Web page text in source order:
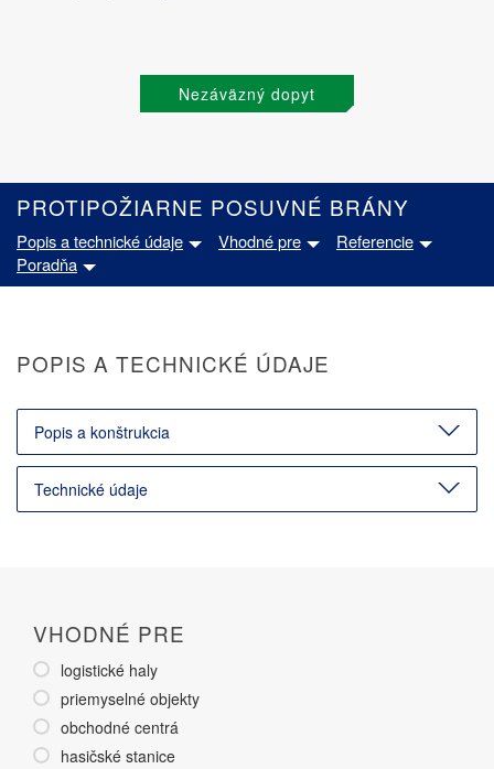
Nezáväzný dopyt
PROTIPOŽIARNE POSUVNÉ BRÁNY
Popis a technické údaje Vhodné pre
Referencie
Poradňa
POPIS A TECHNICKÉ ÚDAJE
Popis a konštrukcia
Technické údaje
VHODNÉ PRE
logistické haly
priemyselné objekty
obchodné centrá
hasičské stanice